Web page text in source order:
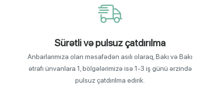
Sürətli və pulsuz çatdırılma
Anbarlarımıza olan məsafədən asılı olaraq, Bakı və Bakı
ətrafı ünvanlara 1, bölgələrimizə isə 1-3 iş günü ərzində
pulsuz çatdırılma edirik.